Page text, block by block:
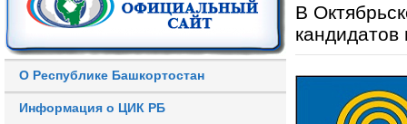
О Республике Башкортостан
Информация о ЦИК РБ
В